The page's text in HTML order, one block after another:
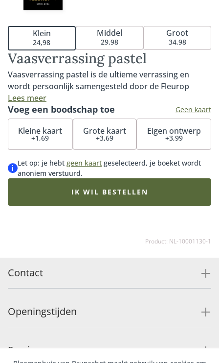
Vaasverrassing pastel
Vaasverrassing pastel is de ultieme verrassing en
wordt persoonlijk samengesteld door de Fleurop
bloemist. De vaasverrassing is een combinatie van een
moderne vaas beschikbaar in 3 formaten - klein,
middel en groot - met mooie, verse seizoensbloemen
in pasteltinten. De bloemist kiest de bloemen, snijdt
geleverd inclusief vaas. De hoogte van de vaas is
afhankelijk van het gekozen formaat. Het afgebeelde
boeket is een sfeerimpressie. Het geleverde boeket
wordt persoonlijk samengesteld door de Fleurop
Lees meer
Klein
24,98
Middel
29,98
Groot
34,98
Voeg een boodschap toe Geen kaart
Kleine kaart
+1,69
Grote kaart
+3,69
Eigen ontwerp
+3,99
Let op: je hebt geen kaart geselecteerd, je boeket wordt
anoniem verstuurd.
IK WIL BESTELLEN
Product: NL-10001130-1
Contact
Openingstijden
Service